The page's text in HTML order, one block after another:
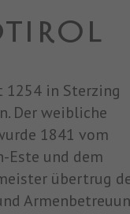
1254 in Sterzing
Der weibliche
1841 vom
Este und dem
übertrug